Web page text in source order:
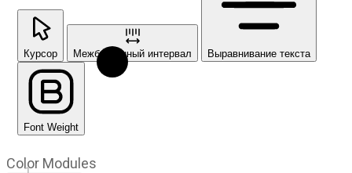
Курсор Межбуквенный интервал Выравнивание текста
Font Weight
Color Modules